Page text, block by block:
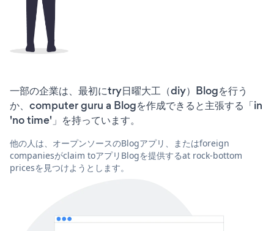
一部の企業は、最初にtry日曜大工（diy）Blogを行う
か、computer guru a Blogを作成できると主張する「in
'no time'」を持っています。
他の人は、オープンソースのBlogアプリ、またはforeign
companiesがclaim toアプリBlogを提供するat rock-bottom
pricesを見つけようとします。